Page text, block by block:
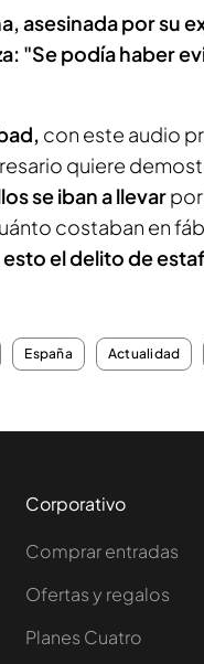
asesinada por su
"Se podía haber
con este audio
quiere
se iban a llevar
costaban en
el delito de
España Actualidad
Corporativo
Comprar entradas
Ofertas y regalos
Planes Cuatro